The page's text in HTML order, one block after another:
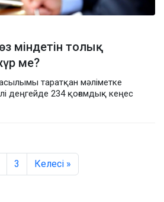
міндетін толық
ме?
таратқан мәліметке
деңгейде 234 қоғамдық кеңес
3 Келесі »